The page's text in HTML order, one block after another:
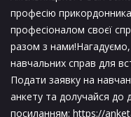
професію
професіоналом своєї
разом з
навчальних справ для
Подати заявку на
анкету та долучайся до
посиланням: https://